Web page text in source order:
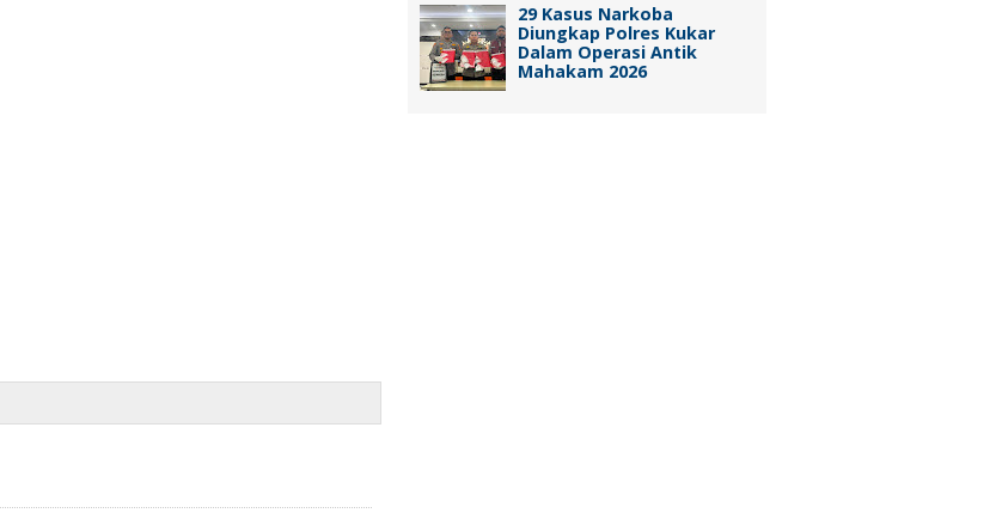
29 Kasus Narkoba
Diungkap Polres Kukar
Dalam Operasi Antik
Mahakam 2026